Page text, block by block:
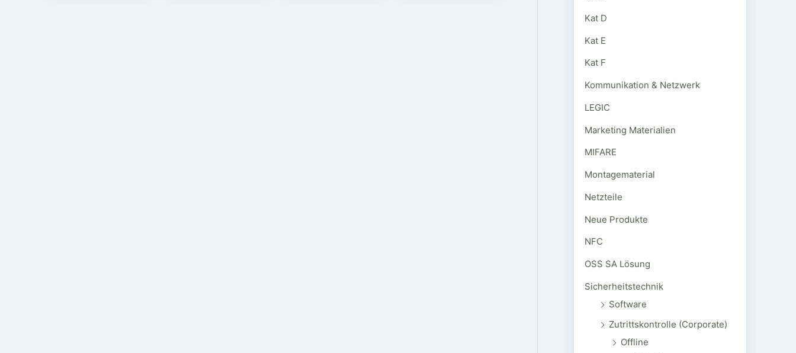
Kat D
Kat E
Kat F
Kommunikation & Netzwerk
LEGIC
Marketing Materialien
MIFARE
Montagematerial
Netzteile
Neue Produkte
NFC
OSS SA Lösung
Sicherheitstechnik
Software
Zutrittskontrolle (Corporate)
Offline